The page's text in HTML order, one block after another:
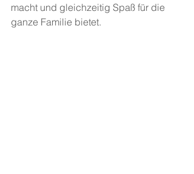
macht und gleichzeitig Spaß für die
ganze Familie bietet.